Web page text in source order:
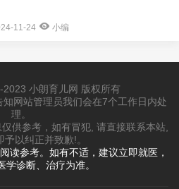
11-24 小编
小朗育儿网 版权所有
网站管理员我们会在7个工作日内处
理。
供参考，如有冒犯, 请直接联系本站,
予以纠正并致歉!。
读参考。如有不适，建议立即就医，
学诊断、治疗为准。